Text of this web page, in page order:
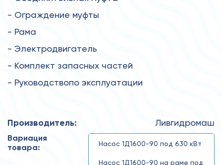
- Ограждение муфты
- Рама
- Электродвигатель
- Комплект запасных частей
- Руководствопо эксплуатации
Производитель: Ливгидромаш
Вариация
товара:
Насос 1Д1600-90 под 630 кВт
Насос 1Д1600-90 на раме под